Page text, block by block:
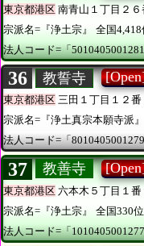
東京都港区 南青山１丁目２６
宗派名=『浄土宗』
全国
法人コード=「
36 教誓寺
東京都港区 三田１丁目１２番
宗派名=『浄土真宗本願寺派』
法人コード=「
37 教善寺
東京都港区 六本木５丁目１番
宗派名=『浄土宗』
全国330
法人コード=「